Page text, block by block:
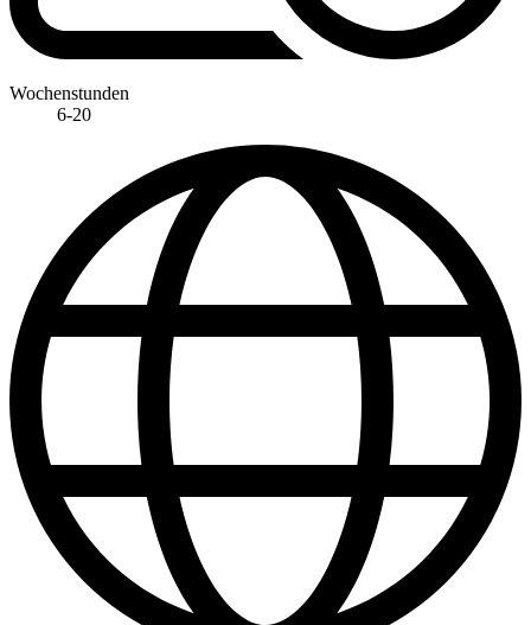
Wochenstunden
6-20